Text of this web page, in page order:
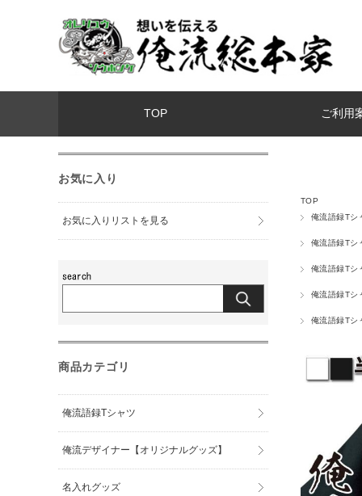
TOP ご利用
TOP
俺流語録Tシ
俺流語録Tシ
俺流語録Tシ
俺流語録Tシ
俺流語録Tシ
お気に入り
お気に入りリストを見る
商品カテゴリ
俺流語録Tシャツ
俺流デザイナー【オリジナルグッズ】
名入れグッズ